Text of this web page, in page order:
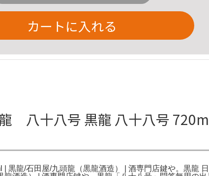
カートに入れる
八十八号 黒龍 八十八号
| 黒龍/石田屋/九頭龍（黒龍酒造） | 酒専門店鍵や。黒龍